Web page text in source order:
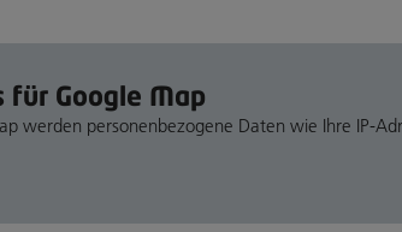
Google Map
werden personenbezogene Daten wie Ihre IP-